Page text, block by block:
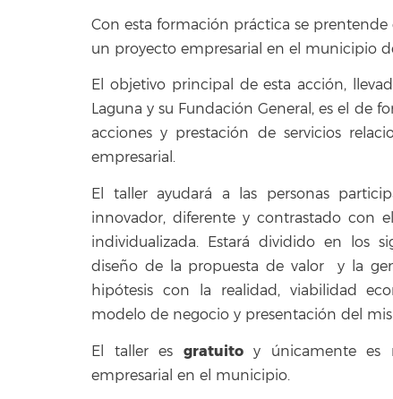
Con esta formación práctica se
un proyecto empresarial en el municipio
El objetivo principal de esta acción,
Laguna y su Fundación General, es el de
acciones y prestación de servicios
empresarial.
El taller ayudará a las personas
innovador, diferente y contrastado con
individualizada. Estará dividido en los
diseño de la propuesta de valor y la
hipótesis con la realidad, viabilidad
modelo de negocio y presentación del
El taller es gratuitoy únicamente es
empresarial en el municipio.